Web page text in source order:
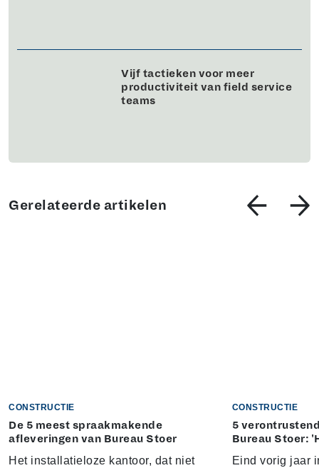
Vijf tactieken voor meer
productiviteit van field service
teams
Gerelateerde artikelen
CONSTRUCTIE
De 5 meest spraakmakende
afleveringen van Bureau Stoer
Het installatieloze kantoor, dat niet
CONSTRUCTIE
5
Bureau Stoer:
Eind vorig jaar